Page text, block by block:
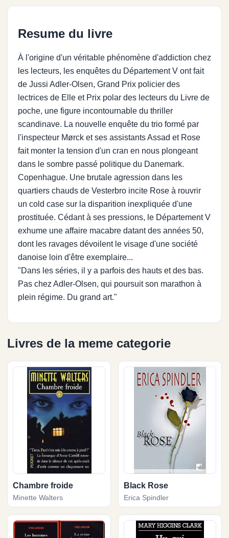
Resume du livre
À l'origine d'un véritable phénomène d'addiction chez
les lecteurs, les enquêtes du Département V ont fait
de Jussi Adler-Olsen, Grand Prix policier des
lectrices de Elle et Prix polar des lecteurs du Livre de
poche, une figure incontournable du thriller
scandinave. La nouvelle enquête du trio formé par
l'inspecteur Mørck et ses assistants Assad et Rose
fait monter la tension d'un cran en nous plongeant
dans le sombre passé politique du Danemark.
Copenhague. Une brutale agression dans les
quartiers chauds de Vesterbro incite Rose à rouvrir
un cold case sur la disparition inexpliquée d'une
prostituée. Cédant à ses pressions, le Département V
exhume une affaire macabre datant des années 50,
dont les ravages dévoilent le visage d'une société
danoise loin d'être exemplaire...
"Dans les séries, il y a parfois des hauts et des bas.
Pas chez Adler-Olsen, qui poursuit son marathon à
plein régime. Du grand art."
Livres de la meme categorie
Chambre froide
Minette Walters
Black Rose
Erica Spindler